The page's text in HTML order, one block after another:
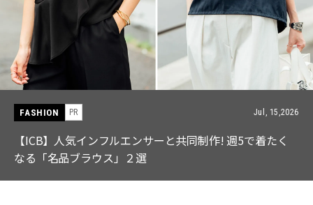
FASHION PR Jul, 15,2026
【ICB】人気インフルエンサーと共同制作! 週5で着たく
なる「名品ブラウス」２選